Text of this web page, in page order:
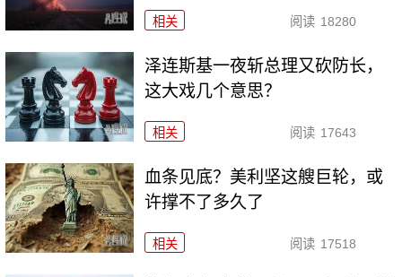
相关 阅读 18280
泽连斯基一夜斩总理又砍防长，
这大戏几个意思？
相关 阅读 17643
血条见底？美利坚这艘巨轮，或
许撑不了多久了
相关 阅读 17518